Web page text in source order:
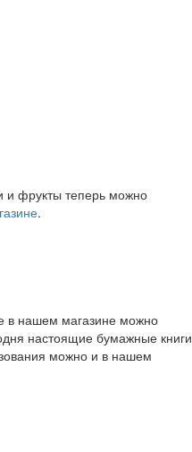
и фрукты теперь можно
.
в нашем магазине можно
настоящие бумажные книги
можно и в нашем